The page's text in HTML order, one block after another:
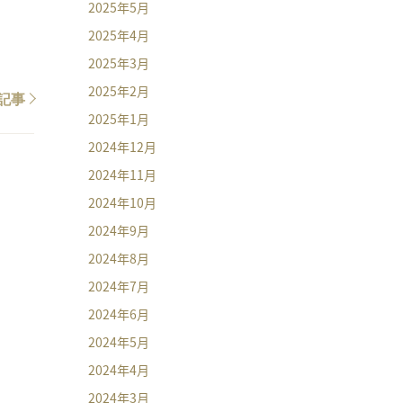
事
2025年5月
2025年4月
2025年3月
2025年2月
2025年1月
2024年12月
2024年11月
2024年10月
2024年9月
2024年8月
2024年7月
2024年6月
2024年5月
2024年4月
2024年3月